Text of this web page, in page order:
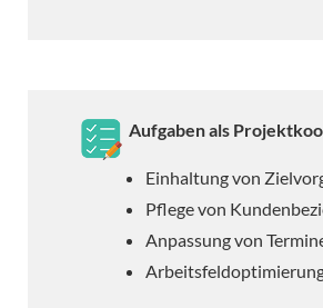
Aufgaben als
Einhaltung von
Pflege von
Anpassung von